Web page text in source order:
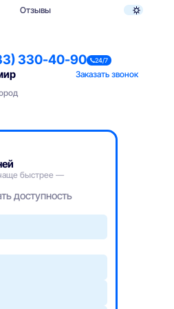
Отзывы
330-40-90 24/7
Заказать звонок
быстрее —
доступность